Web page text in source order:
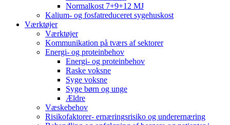
Normalkost 7+9+12 MJ
Kalium- og fosfatreduceret sygehuskost
Værktøjer
Værktøjer
Kommunikation på tværs af sektorer
Energi- og proteinbehov
Energi- og proteinbehov
Raske voksne
Syge voksne
Syge børn og unge
Ældre
Væskebehov
Risikofaktorer- ernæringsrisiko og underernæring